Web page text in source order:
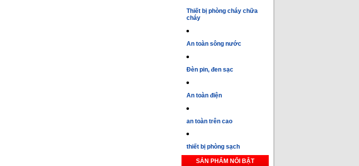
Thiết bị phòng cháy chữa
cháy
An toàn sông nước
Đèn pin, đen sạc
An toàn điện
an toàn trên cao
thiết bị phòng sạch
SẢN PHẨM NỔI BẬT